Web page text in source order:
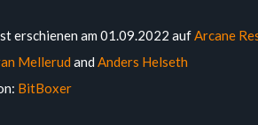
erschienen am 01.09.2022 auf Arcane
Mellerud and Anders Helseth
BitBoxer